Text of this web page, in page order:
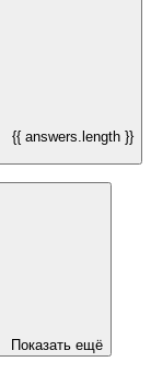
{{ answers.length }}
Показать ещё